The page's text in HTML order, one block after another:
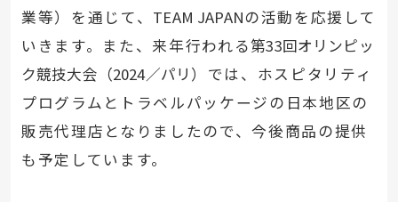
業等）を通じて、 TEAM JAPANの活動を応援して
いきます。また、来年行われる第33回オリンピッ
ク競技大会（2024／パリ ）では、ホスピタリティ
プログラムとトラベルパッケージの日本地区の
販売代理店となりましたので、今後商品の提供
も予定しています。